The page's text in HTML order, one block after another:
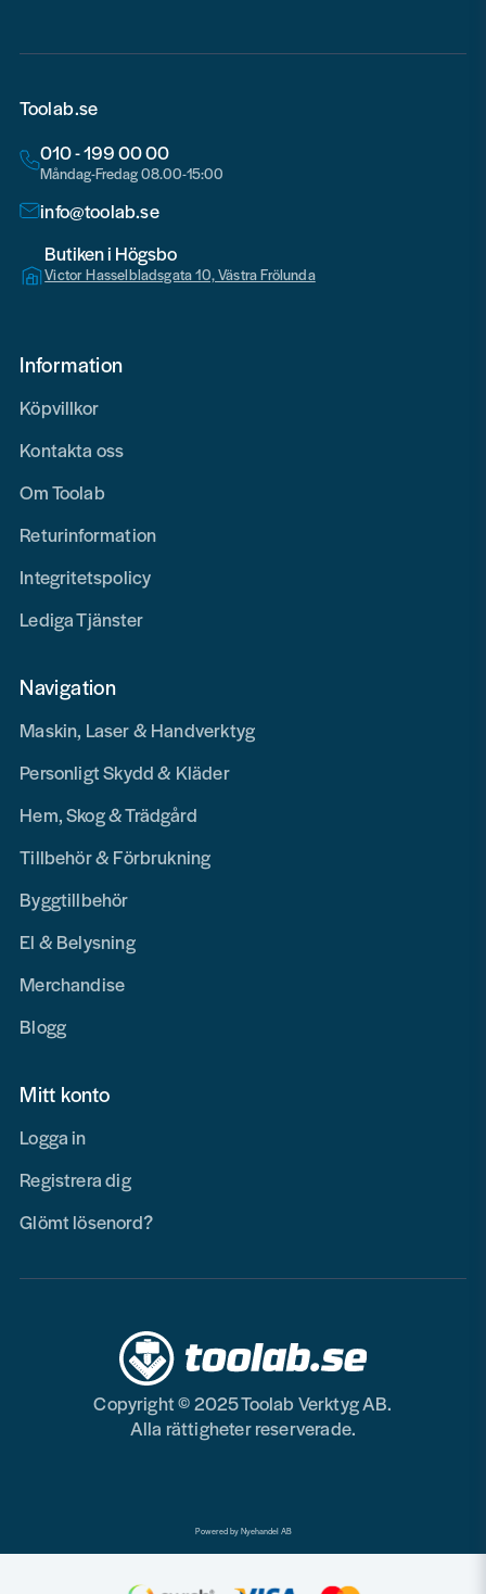
Toolab.se
010 - 199 00 00
Måndag-Fredag 08.00-15:00
info@toolab.se
Butiken i Högsbo
Victor Hasselbladsgata 10, Västra Frölunda
Information
Köpvillkor
Kontakta oss
Om Toolab
Returinformation
Integritetspolicy
Lediga Tjänster
Navigation
Maskin, Laser & Handverktyg
Personligt Skydd & Kläder
Hem, Skog & Trädgård
Tillbehör & Förbrukning
Byggtillbehör
El & Belysning
Merchandise
Blogg
Mitt konto
Logga in
Registrera dig
Glömt lösenord?
Copyright © 2025 Toolab Verktyg AB.
Alla rättigheter reserverade.
Powered by Nyehandel AB